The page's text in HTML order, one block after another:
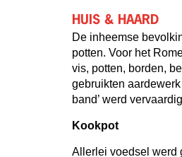
HUIS & HAARD
De inheemse
potten. Voor het
vis, potten, borden,
gebruikten
band’ werd
Kookpot
Allerlei voedsel werd